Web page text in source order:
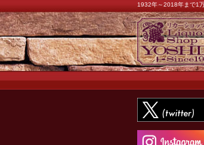
1932年～2018年まで1